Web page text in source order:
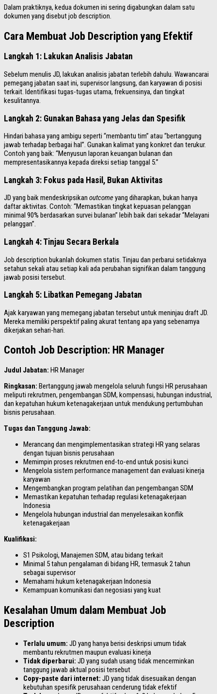
Dalam praktiknya, kedua dokumen ini sering digabungkan dalam satu
dokumen yang disebut job description.
Cara Membuat Job Description yang Efektif
Langkah 1: Lakukan Analisis Jabatan
Sebelum menulis JD, lakukan analisis jabatan terlebih dahulu. Wawancarai
pemegang jabatan saat ini, supervisor langsung, dan karyawan di posisi
terkait. Identifikasi tugas-tugas utama, frekuensinya, dan tingkat
kesulitannya.
Langkah 2: Gunakan Bahasa yang Jelas dan Spesifik
Hindari bahasa yang ambigu seperti “membantu tim” atau “bertanggung
jawab terhadap berbagai hal”. Gunakan kalimat yang konkret dan terukur.
Contoh yang baik: “Menyusun laporan keuangan bulanan dan
mempresentasikannya kepada direksi setiap tanggal 5.”
Langkah 3: Fokus pada Hasil, Bukan Aktivitas
JD yang baik mendeskripsikan outcomeyang diharapkan, bukan hanya
daftar aktivitas. Contoh: “Memastikan tingkat kepuasan pelanggan
minimal 90% berdasarkan survei bulanan” lebih baik dari sekadar “Melayani
pelanggan”.
Langkah 4: Tinjau Secara Berkala
Job description bukanlah dokumen statis. Tinjau dan perbarui setidaknya
setahun sekali atau setiap kali ada perubahan signifikan dalam tanggung
jawab posisi tersebut.
Langkah 5: Libatkan Pemegang Jabatan
Ajak karyawan yang memegang jabatan tersebut untuk meninjau draft JD.
Mereka memiliki perspektif paling akurat tentang apa yang sebenarnya
dikerjakan sehari-hari.
Contoh Job Description: HR Manager
Judul Jabatan: HR Manager
Ringkasan: Bertanggung jawab mengelola seluruh fungsi HR perusahaan
meliputi rekrutmen, pengembangan SDM, kompensasi, hubungan industrial,
dan kepatuhan hukum ketenagakerjaan untuk mendukung pertumbuhan
bisnis perusahaan.
Tugas dan Tanggung Jawab:
Merancang dan mengimplementasikan strategi HR yang selaras
dengan tujuan bisnis perusahaan
Memimpin proses rekrutmen end-to-end untuk posisi kunci
Mengelola sistem performance management dan evaluasi kinerja
karyawan
Mengembangkan program pelatihan dan pengembangan SDM
Memastikan kepatuhan terhadap regulasi ketenagakerjaan
Indonesia
Mengelola hubungan industrial dan menyelesaikan konflik
ketenagakerjaan
Kualifikasi:
S1 Psikologi, Manajemen SDM, atau bidang terkait
Minimal 5 tahun pengalaman di bidang HR, termasuk 2 tahun
sebagai supervisor
Memahami hukum ketenagakerjaan Indonesia
Kemampuan komunikasi dan negosiasi yang kuat
Kesalahan Umum dalam Membuat Job
Description
Terlalu umum: JD yang hanya berisi deskripsi umum tidak
membantu rekrutmen maupun evaluasi kinerja
Tidak diperbarui: JD yang sudah usang tidak mencerminkan
tanggung jawab aktual posisi tersebut
Copy-paste dari internet: JD yang tidak disesuaikan dengan
kebutuhan spesifik perusahaan cenderung tidak efektif